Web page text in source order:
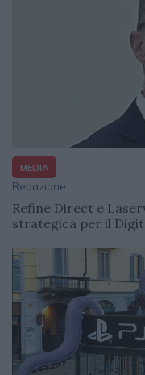
MEDIA
Redazione
Refine Direct e
strategica per il